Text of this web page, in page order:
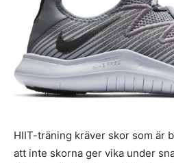
HIIT-träning kräver skor som är
att inte skorna ger vika under